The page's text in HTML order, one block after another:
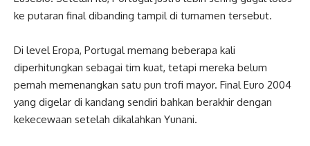
ke putaran final dibanding tampil di turnamen tersebut.
Di level Eropa, Portugal memang beberapa kali
diperhitungkan sebagai tim kuat, tetapi mereka belum
pernah memenangkan satu pun trofi mayor. Final Euro 2004
yang digelar di kandang sendiri bahkan berakhir dengan
kekecewaan setelah dikalahkan Yunani.